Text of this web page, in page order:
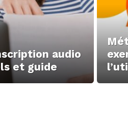
audio
et guide